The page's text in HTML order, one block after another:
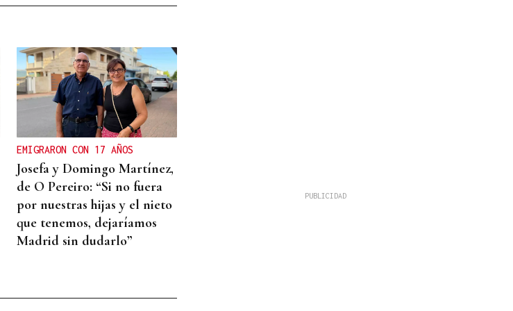
EMIGRARON CON 17 AÑOS
Josefa y Domingo Martínez,
de O Pereiro: “Si no fuera
por nuestras hijas y el nieto
que tenemos, dejaríamos
Madrid sin dudarlo”